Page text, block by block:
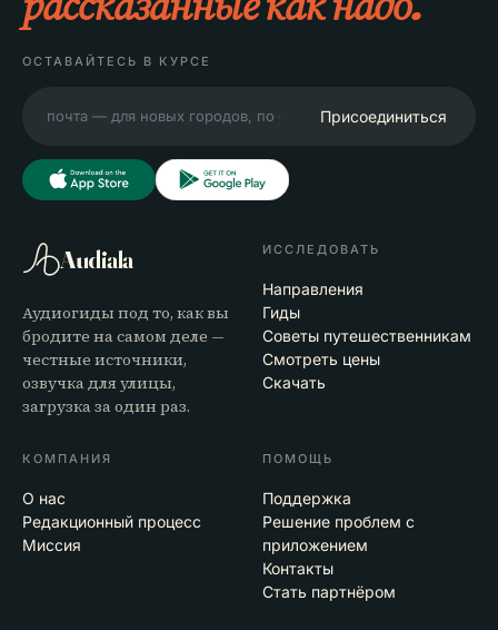
ОСТАВАЙТЕСЬ В КУРСЕ
Присоединиться
Audiala
Аудиогиды под то, как вы
бродите на самом деле —
честные источники,
озвучка для улицы,
загрузка за один раз.
ИССЛЕДОВАТЬ
Направления
Гиды
Советы путешественникам
Смотреть цены
Скачать
КОМПАНИЯ
О нас
Редакционный процесс
Миссия
ПОМОЩЬ
Поддержка
Решение проблем с
приложением
Контакты
Стать партнёром